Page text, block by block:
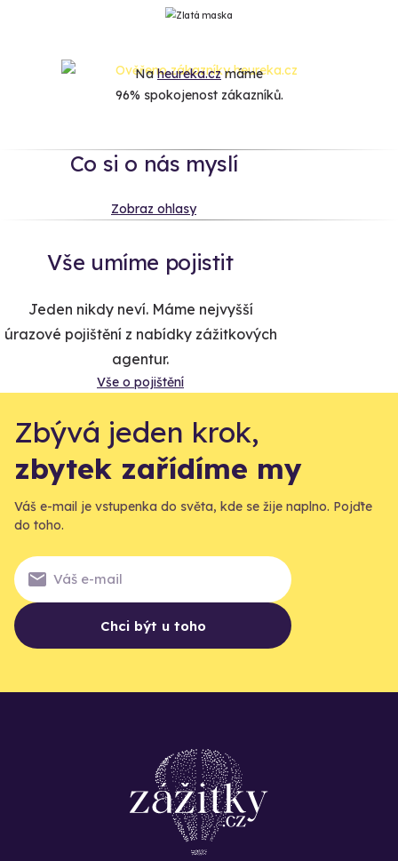
Naheureka.czmáme
96% spokojenost zákazníků.
Co si o nás myslí
Zobraz ohlasy
Vše umíme pojistit
Jeden nikdy neví. Máme nejvyšší
úrazové pojištění z nabídky zážitkových
agentur.
Vše o pojištění
Zbývá jeden krok,
zbytek zařídíme my
Váš e-mail je vstupenka do světa, kde se žije naplno. Pojďte
do toho.
Chci být u toho